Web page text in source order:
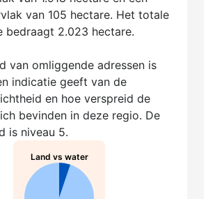
van 105 hectare. Het totale
bedraagt 2.023 hectare.
van omliggende adressen is
indicatie geeft van de
en hoe verspreid de
bevinden in deze regio. De
is niveau 5.
Land vs water